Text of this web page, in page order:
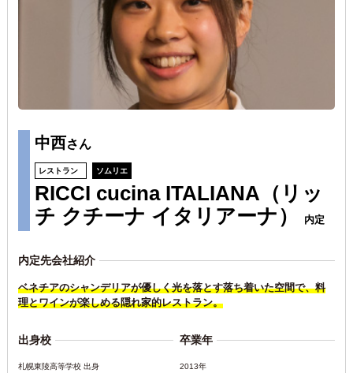
中西さん
レストラン ソムリエ
RICCI cucina ITALIANA（リッ
チ クチーナ イタリアーナ）
内定
内定先会社紹介
ベネチアのシャンデリアが優しく光を落とす落ち着いた空間で、料
理とワインが楽しめる隠れ家的レストラン。
出身校
札幌東陵高等学校 出身
卒業年
2013年